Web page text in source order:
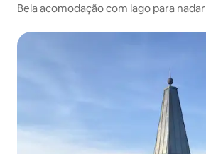
Bela acomodação com lago para nadar